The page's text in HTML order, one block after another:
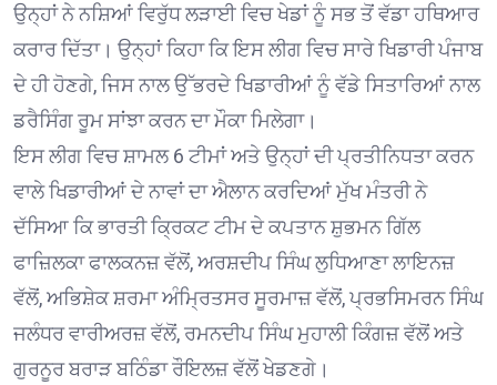
ਉਨ੍ਹਾਂ ਨੇ ਨਸ਼ਿਆਂ ਵਿਰੁੱਧ ਲੜਾਈ ਵਿਚ ਖੇਡਾਂ ਨੂੰ ਸਭ ਤੋਂ ਵੱਡਾ ਹਥਿਆਰ
ਕਰਾਰ ਦਿੱਤਾ। ਉਨ੍ਹਾਂ ਕਿਹਾ ਕਿ ਇਸ ਲੀਗ ਵਿਚ ਸਾਰੇ ਖਿਡਾਰੀ ਪੰਜਾਬ
ਦੇ ਹੀ ਹੋਣਗੇ, ਜਿਸ ਨਾਲ ਉੱਭਰਦੇ ਖਿਡਾਰੀਆਂ ਨੂੰ ਵੱਡੇ ਸਿਤਾਰਿਆਂ ਨਾਲ
ਡਰੈਸਿੰਗ ਰੂਮ ਸਾਂਝਾ ਕਰਨ ਦਾ ਮੌਕਾ ਮਿਲੇਗਾ।
ਇਸ ਲੀਗ ਵਿਚ ਸ਼ਾਮਲ 6 ਟੀਮਾਂ ਅਤੇ ਉਨ੍ਹਾਂ ਦੀ ਪ੍ਰਤੀਨਿਧਤਾ ਕਰਨ
ਵਾਲੇ ਖਿਡਾਰੀਆਂ ਦੇ ਨਾਵਾਂ ਦਾ ਐਲਾਨ ਕਰਦਿਆਂ ਮੁੱਖ ਮੰਤਰੀ ਨੇ
ਦੱਸਿਆ ਕਿ ਭਾਰਤੀ ਕ੍ਰਿਕਟ ਟੀਮ ਦੇ ਕਪਤਾਨ ਸ਼ੁਭਮਨ ਗਿੱਲ
ਫਾਜ਼ਿਲਕਾ ਫਾਲਕਨਜ਼ ਵੱਲੋਂ, ਅਰਸ਼ਦੀਪ ਸਿੰਘ ਲੁਧਿਆਣਾ ਲਾਇਨਜ਼
ਵੱਲੋਂ, ਅਭਿਸ਼ੇਕ ਸ਼ਰਮਾ ਅੰਮ੍ਰਿਤਸਰ ਸੂਰਮਾਜ਼ ਵੱਲੋਂ, ਪ੍ਰਭਸਿਮਰਨ ਸਿੰਘ
ਜਲੰਧਰ ਵਾਰੀਅਰਜ਼ ਵੱਲੋਂ, ਰਮਨਦੀਪ ਸਿੰਘ ਮੁਹਾਲੀ ਕਿੰਗਜ਼ ਵੱਲੋਂ ਅਤੇ
ਗੁਰਨੂਰ ਬਰਾੜ ਬਠਿੰਡਾ ਰੌਇਲਜ਼ ਵੱਲੋਂ ਖੇਡਣਗੇ।